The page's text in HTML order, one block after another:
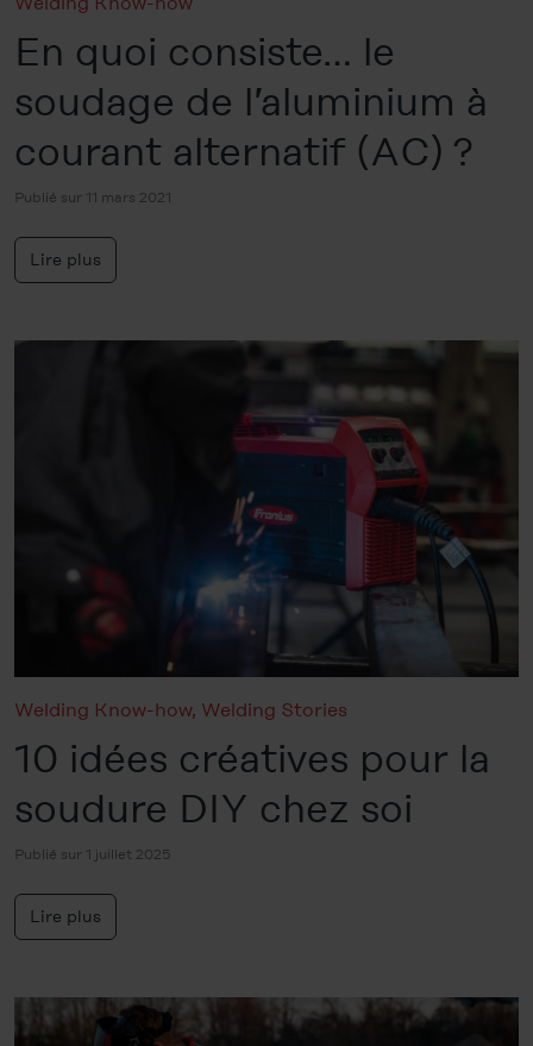
En quoi consiste… le
soudage de l’aluminium à
courant alternatif (AC) ?
Publié sur 11 mars 2021
Lire plus
Welding Know-how, Welding Stories
10 idées créatives pour la
soudure DIY chez soi
Publié sur 1 juillet 2025
Lire plus